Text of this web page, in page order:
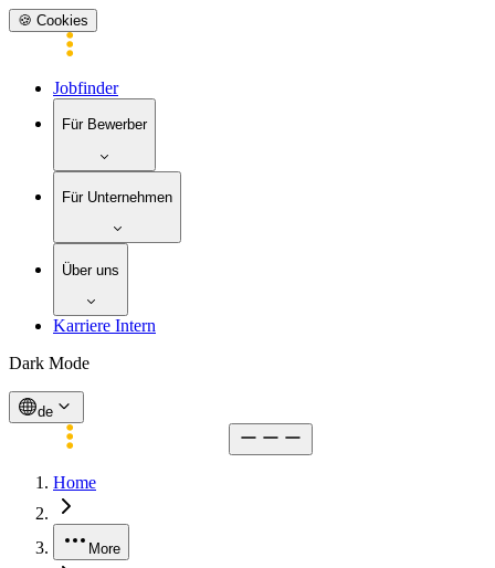
🍪 Cookies
Jobfinder
Für Bewerber
Für Unternehmen
Über uns
Karriere Intern
Dark Mode
de
Home
More